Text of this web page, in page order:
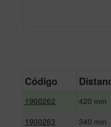
Código
1900262 420 mm
1900263
340 mm